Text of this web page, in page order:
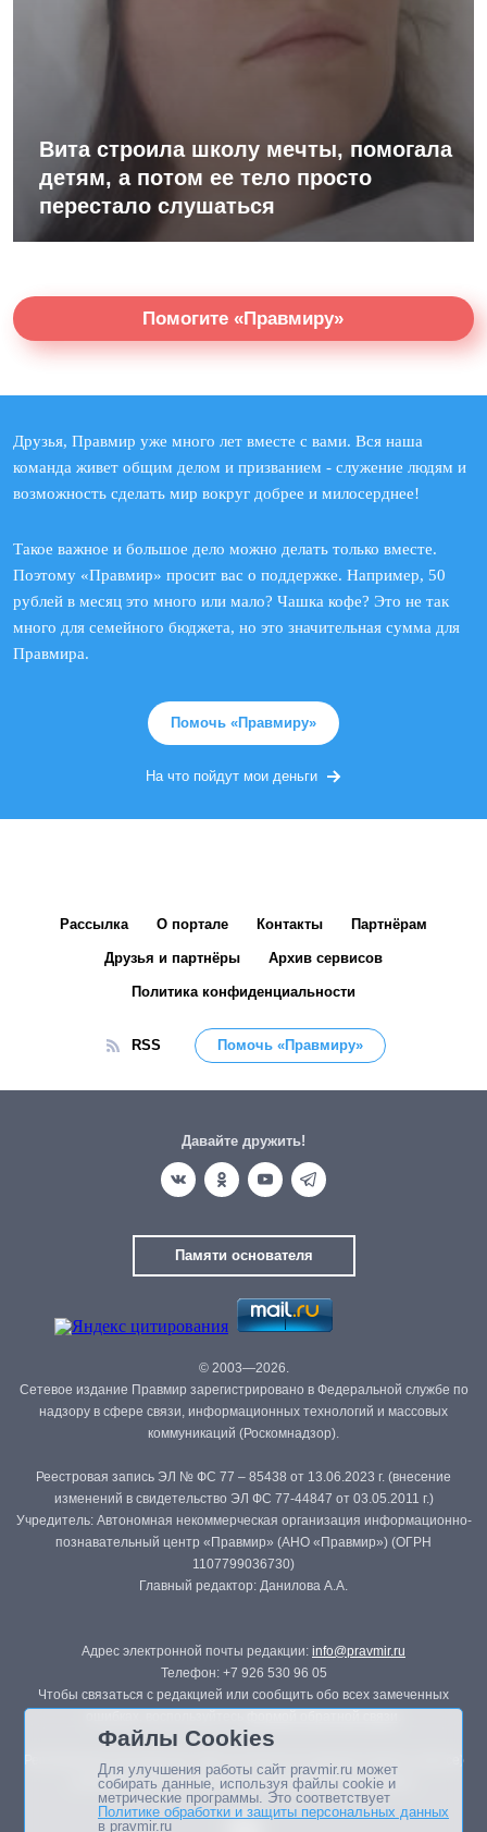
Вита строила школу мечты, помогала
детям, а потом ее тело просто
перестало слушаться
Помогите «Правмиру»
Друзья, Правмир уже много лет вместе с вами. Вся наша
команда живет общим делом и призванием - служение людям и
возможность сделать мир вокруг добрее и милосерднее!
Такое важное и большое дело можно делать только вместе.
Поэтому «Правмир» просит вас о поддержке. Например, 50
рублей в месяц это много или мало? Чашка кофе? Это не так
много для семейного бюджета, но это значительная сумма для
Правмира.
Помочь «Правмиру»
На что пойдут мои деньги
Рассылка О портале Контакты Партнёрам
Друзья и партнёры Архив сервисов
Политика конфиденциальности
RSS Помочь «Правмиру»
Давайте дружить!
Памяти основателя
© 2003—2026.
Сетевое издание Правмир зарегистрировано в Федеральной службе по
надзору в сфере связи, информационных технологий и массовых
коммуникаций (Роскомнадзор).
Реестровая запись ЭЛ № ФС 77 – 85438 от 13.06.2023 г. (внесение
изменений в свидетельство ЭЛ ФС 77-44847 от 03.05.2011 г.)
Учредитель: Автономная некоммерческая организация информационно-
познавательный центр «Правмир» (АНО «Правмир») (ОГРН
1107799036730)
Главный редактор: Данилова А.А.
Адрес электронной почты редакции: info@pravmir.ru
Телефон: +7 926 530 96 05
Чтобы связаться с редакцией или сообщить обо всех замеченных
Републикация материалов сайта в печатных изданиях (книгах, прессе)
возможна только с письменного разрешения редакции.
Файлы Cookies
Для улучшения работы сайт pravmir.ru может
собирать данные, используя файлы cookie и
метрические программы. Это соответствует
Политике обработки и защиты персональных данных
в pravmir.ru